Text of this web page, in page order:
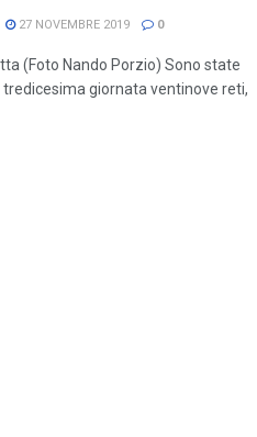
27 NOVEMBRE 2019 0
(Foto Nando Porzio) Sono state
giornata ventinove reti,